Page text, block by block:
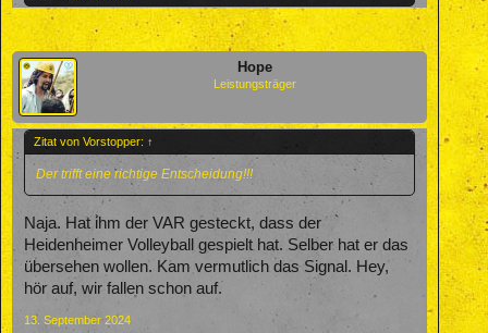
Hope
Leistungsträger
Zitat von Vorstopper: ↑
Der trifft eine richtige Entscheidung!!!
Naja. Hat ihm der VAR gesteckt, dass der
Heidenheimer Volleyball gespielt hat. Selber hat er das
übersehen wollen. Kam vermutlich das Signal. Hey,
hör auf, wir fallen schon auf.
13. September 2024